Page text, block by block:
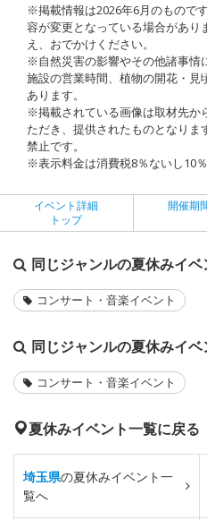
※掲載情報は2026年6月のもので
容が変更となっている場合があり
え、おでかけください。
※自然災害の影響やその他諸事情
施設の営業時間、植物の開花・
あります。
※掲載されている画像は取材先か
ただき、提供されたものとなりま
禁止です。
※表示料金は消費税8％ないし10％
イベント詳細
トップ
開催期
同じジャンルの夏休みイベ
コンサート・音楽イベント
同じジャンルの夏休みイベ
コンサート・音楽イベント
夏休みイベント一覧に戻る
埼玉県の夏休みイベント一
覧へ